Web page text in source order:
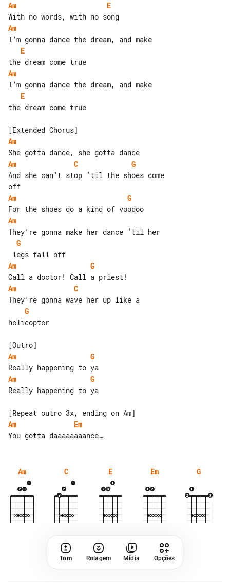
Am
E
Am
E
Am
E
the dream come true
Am
Am
C
G
And she can’t stop ‘til the shoes come
Am
G
Am
G
Am
G
Am
C
G
helicopter
Am
G
Am
G
Really happening to ya
Am
Em
Am C E Em G
Tom Rolagem Mídia Opções